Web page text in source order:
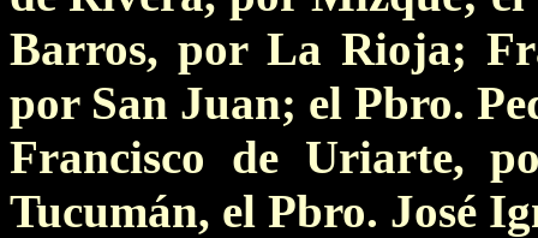
Barros, por La Rioja;
por San Juan; el Pbro.
Francisco de Uriarte,
Tucumán, el Pbro. José